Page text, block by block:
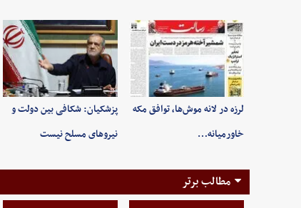
لرزه در لانه موش‌ها، توافق مکه
خاورمیانه…
پزشکیان: شکافی بین دولت و
نیروهای مسلح نیست
مطالب برتر